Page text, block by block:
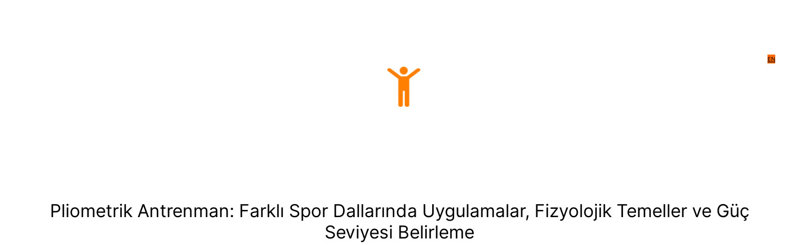
EN
Pliometrik Antrenman: Farklı Spor Dallarında Uygulamalar, Fizyolojik Temeller ve Güç
Seviyesi Belirleme